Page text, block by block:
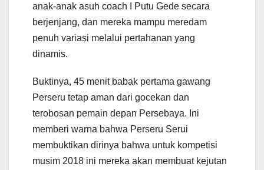
anak-anak asuh coach I Putu Gede secara
berjenjang, dan mereka mampu meredam
penuh variasi melalui pertahanan yang
dinamis.
Buktinya, 45 menit babak pertama gawang
Perseru tetap aman dari gocekan dan
terobosan pemain depan Persebaya. Ini
memberi warna bahwa Perseru Serui
membuktikan dirinya bahwa untuk kompetisi
musim 2018 ini mereka akan membuat kejutan